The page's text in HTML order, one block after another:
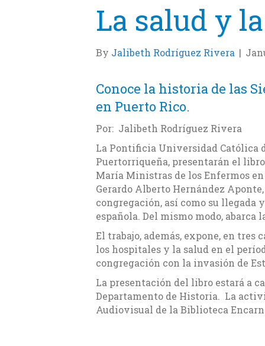
La salud y
By Jalibeth Rodríguez Rivera |
Conoce la historia de las
en Puerto Rico.
Por: Jalibeth Rodríguez Rivera
La Pontificia Universidad Católica
Puertorriqueña, presentarán el
María Ministras de los Enfermos
Gerardo Alberto Hernández
congregación, así como su llegada
española. Del mismo modo, abarca
El trabajo, además, expone, en
los hospitales y la salud en el
congregación con la invasión de
La presentación del libro estará a
Departamento de Historia. La
Audiovisual de la Biblioteca